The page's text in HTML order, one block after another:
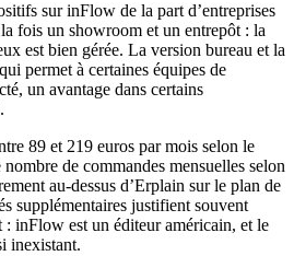
sur inFlow de la part d’entreprises
fois un showroom et un entrepôt : la
est bien gérée. La version bureau et la
permet à certaines équipes de
un avantage dans certains
89 et 219 euros par mois selon le
de commandes mensuelles selon
au-dessus d’Erplain sur le plan de
supplémentaires justifient souvent
: inFlow est un éditeur américain, et le
inexistant.